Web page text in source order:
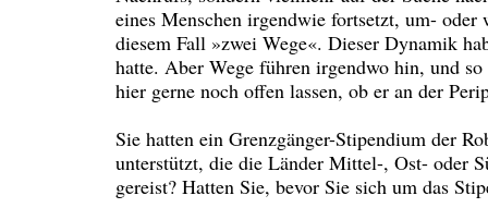
eines Menschen irgendwie fortsetzt, um-
diesem Fall »zwei Wege«. Dieser Dynamik
hatte. Aber Wege führen irgendwo hin, und
hier gerne noch offen lassen, ob er an der
Sie hatten ein Grenzgänger-Stipendium der
unterstützt, die die Länder Mittel-, Ost- oder
gereist? Hatten Sie, bevor Sie sich um das